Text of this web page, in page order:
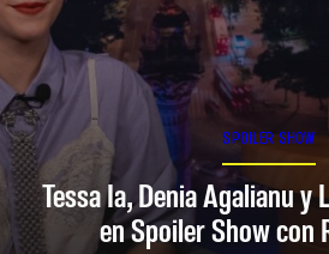
SPOILER SHOW
Tessa Ia, Denia Agalianu y
en Spoiler Show con